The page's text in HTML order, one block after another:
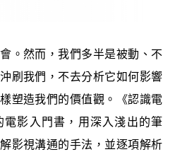
。然而，我們多半是被動、不
刷我們，不去分析它如何影響
塑造我們的價值觀。《認識電
電影入門書，用深入淺出的筆
影視溝通的手法，並逐項解析